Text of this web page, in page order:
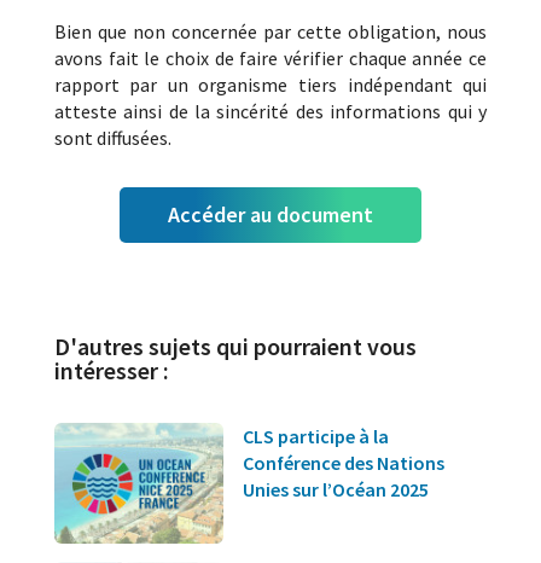
Bien que non concernée par cette obligation, nous
avons fait le choix de faire vérifier chaque année ce
rapport par un organisme tiers indépendant qui
atteste ainsi de la sincérité des informations qui y
sont diffusées.
Accéder au document
D'autres sujets qui pourraient vous
intéresser :
CLS participe à la
Conférence des Nations
Unies sur l’Océan 2025